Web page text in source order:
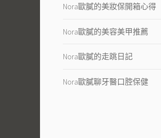
Nora歐膩的美妝保開箱心得
Nora歐膩的美容美甲推薦
Nora歐膩的走跳日記
Nora歐膩聊牙醫口腔保健